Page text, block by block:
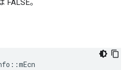
FALSE。
::mEcn